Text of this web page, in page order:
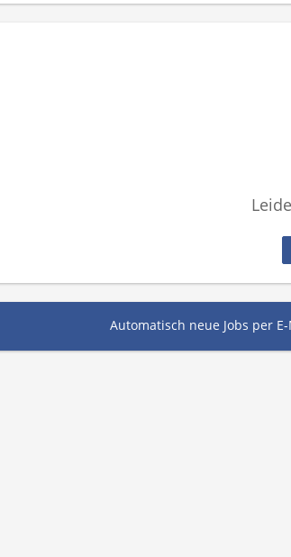
Automatisch neue Jobs per